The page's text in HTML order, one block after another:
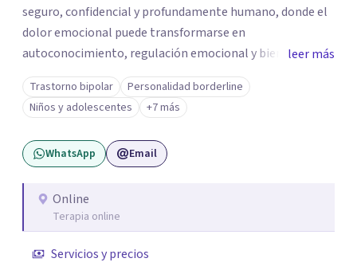
seguro, confidencial y profundamente humano, donde el
dolor emocional puede transformarse en
autoconocimiento, regulación emocional y bienestar.
Trabajo desde un enfoque integrativo que combina
psicoanálisis, terapia somática y de trauma, psicología
corporal, Mentalization Based Therapy (MBT),
hipnoterapia y respiración neurodinámica, integrando
actualmente la Psicología Analítica Junguiana. Mi
ecopsicología y el trabajo simbólico con el inconsciente,
entendiendo que cada proceso terapéutico es único y
leer más
Trastorno bipolar
Personalidad borderline
Niños y adolescentes
+7 más
WhatsApp Email
Online
Terapia online
Servicios y precios